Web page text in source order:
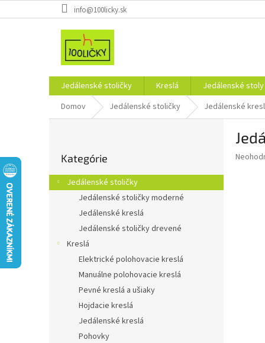
na
info@100licky.sk
Jedálenské stoličky Kreslá
Jedálenské stoly
Domov
Jedálenské stoličky Jedálenské
ý
p
kategórie
Kategórie
Jedálenské stoličky
Jedálenské stoličky moderné
Jedálenské kreslá
Jedálenské stoličky drevené
Kreslá
Elektrické polohovacie kreslá
Manuálne polohovacie kreslá
Pevné kreslá a ušiaky
Hojdacie kreslá
Jedálenské kreslá
Pohovky